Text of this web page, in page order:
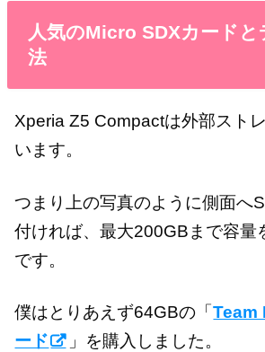
人気のMicro SDXカードと
法
Xperia Z5 Compactは外部スト
います。
つまり上の写真のように側面へ
付ければ、最大200GBまで容量
です。
僕はとりあえず64GBの「Team
ード
」を購入しました。